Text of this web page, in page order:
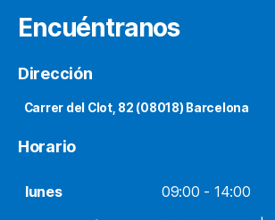
Encuéntranos
Dirección
Carrer del Clot, 82 (08018) Barcelona
Horario
lunes
09:00 - 14:00